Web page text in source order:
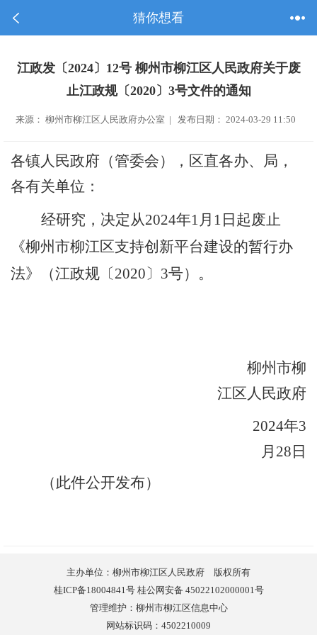
猜你想看
江政发〔2024〕12号 柳州市柳江区人民政府关于废
止江政规〔2020〕3号文件的通知
来源： 柳州市柳江区人民政府办公室 | 发布日期： 2024-03-29 11:50
各镇人民政府（管委会），区直各办、局，
各有关单位：
经研究 ， 决定从2024年1月 1 日起废止
《柳州市柳江区支持创新平台建设的暂行办
法》（江政规 〔2020〕 3号） 。
柳州市柳
江区人民政府
2024年3
月 28 日
（此件公开发布）
主办单位：柳州市柳江区人民政府 版权所有
桂ICP备18004841号 桂公网安备 45022102000001号
管理维护：柳州市柳江区信息中心
网站标识码：4502210009